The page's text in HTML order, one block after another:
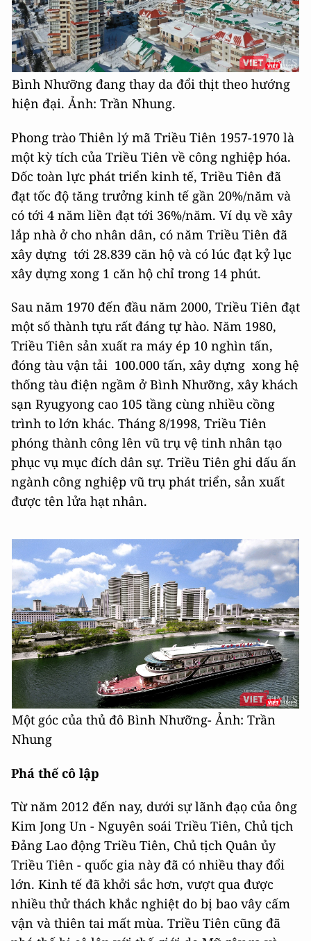
Bình Nhưỡng đang thay da đổi thịt theo hướng
hiện đại. Ảnh: Trần Nhung.
Phong trào Thiên lý mã Triều Tiên 1957-1970 là
một kỳ tích của Triều Tiên về công nghiệp hóa.
Dốc toàn lực phát triển kinh tế, Triều Tiên đã
đạt tốc độ tăng trưởng kinh tế gần 20%/năm và
có tới 4 năm liền đạt tới 36%/năm. Ví dụ về xây
lắp nhà ở cho nhân dân, có năm Triều Tiên đã
xây dựng tới 28.839 căn hộ và có lúc đạt kỷ lục
xây dựng xong 1 căn hộ chỉ trong 14 phút.
Sau năm 1970 đến đầu năm 2000, Triều Tiên đạt
một số thành tựu rất đáng tự hào. Năm 1980,
Triều Tiên sản xuất ra máy ép 10 nghìn tấn,
đóng tàu vận tải 100.000 tấn, xây dựng xong hệ
thống tàu điện ngầm ở Bình Nhưỡng, xây khách
sạn Ryugyong cao 105 tầng cùng nhiều cồng
trình to lớn khác. Tháng 8/1998, Triều Tiên
phóng thành công lên vũ trụ vệ tinh nhân tạo
phục vụ mục đích dân sự. Triều Tiên ghi dấu ấn
ngành công nghiệp vũ trụ phát triển, sản xuất
được tên lửa hạt nhân.
Một góc của thủ đô Bình Nhưỡng- Ảnh: Trần
Nhung
Phá thế cô lập
Từ năm 2012 đến nay, dưới sự lãnh đạọ của ông
Kim Jong Un - Nguyên soái Triều Tiên, Chủ tịch
Đảng Lao động Triều Tiên, Chủ tịch Quân ủy
Triều Tiên - quốc gia này đã có nhiều thay đổi
lớn. Kinh tế đã khởi sắc hơn, vượt qua được
nhiều thử thách khắc nghiệt do bị bao vây cấm
vận và thiên tai mất mùa. Triều Tiên cũng đã